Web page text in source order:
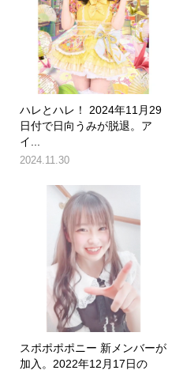
ハレとハレ！ 2024年11月29
日付で日向うみが脱退。ア
イ...
2024.11.30
スポポポポニー 新メンバーが
加入。2022年12月17日の